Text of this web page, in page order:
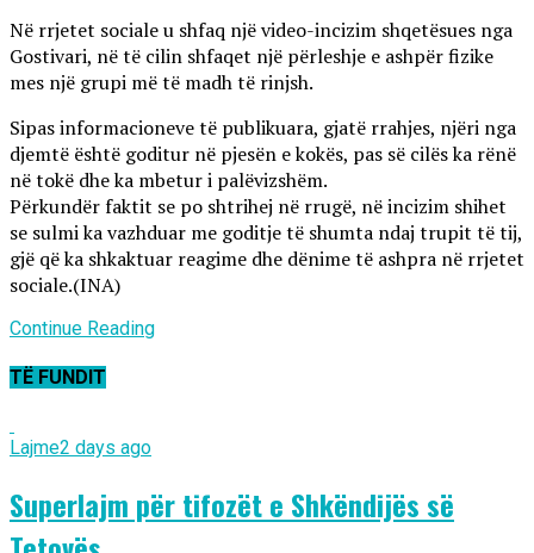
Në rrjetet sociale u shfaq një video-incizim shqetësues nga
Gostivari, në të cilin shfaqet një përleshje e ashpër fizike
mes një grupi më të madh të rinjsh.
Sipas informacioneve të publikuara, gjatë rrahjes, njëri nga
djemtë është goditur në pjesën e kokës, pas së cilës ka rënë
në tokë dhe ka mbetur i palëvizshëm.
Përkundër faktit se po shtrihej në rrugë, në incizim shihet
se sulmi ka vazhduar me goditje të shumta ndaj trupit të tij,
gjë që ka shkaktuar reagime dhe dënime të ashpra në rrjetet
sociale.(INA)
Continue Reading
TË FUNDIT
Lajme2 days ago
Superlajm për tifozët e Shkëndijës së